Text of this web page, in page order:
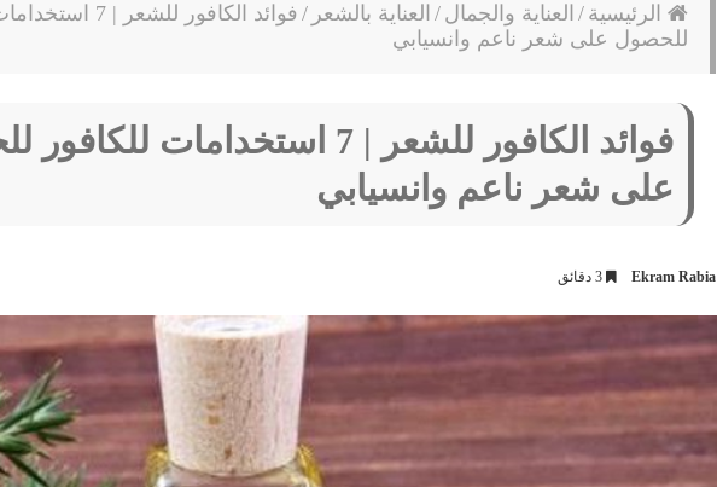
الرئيسية / العناية والجمال / العناية بالشعر /
فوائد الكافور للشعر
للحصول على شعر ناعم وانسيابي
فوائد الكافور للشعر | 7 استخدامات
على شعر ناعم وانسيابي
Ekram Rabia